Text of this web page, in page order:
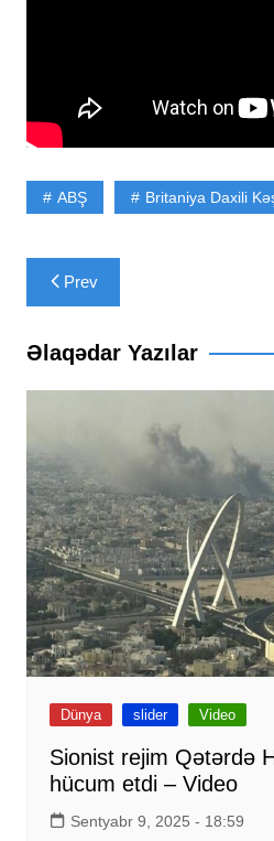
ABŞ Britaniya Daxili
Yazı
naviqasiyası
Prev
Əlaqədar Yazılar
Dünya slider Video
Sionist rejim Qətərdə
hücum etdi – Video
Sentyabr 9, 2025 - 18:59